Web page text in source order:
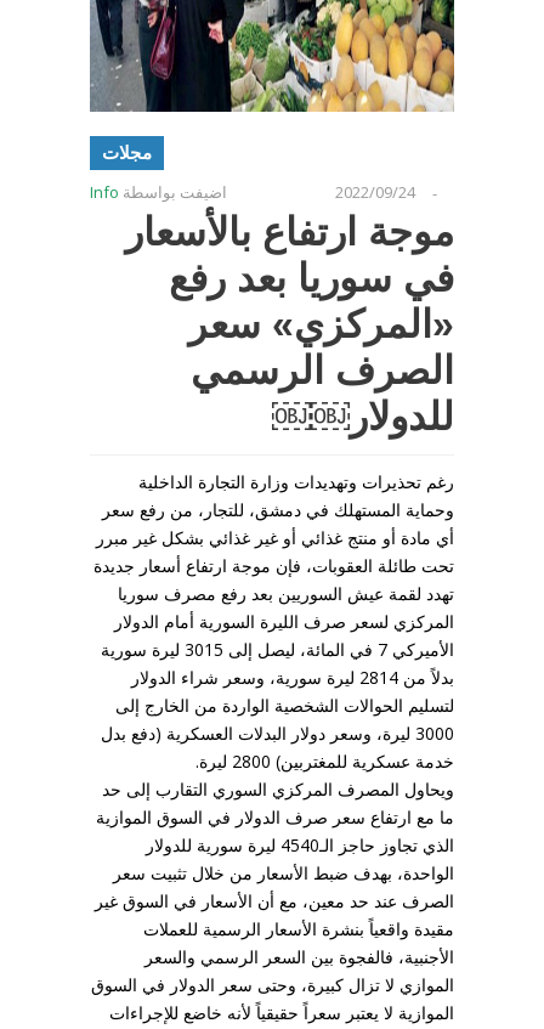
مجلات
اضيفت بواسطة Info -
2022/09/24
موجة ارتفاع بالأسعار
في سوريا بعد رفع
«المركزي» سعر
الصرف الرسمي
للدولار￼￼
رغم تحذيرات وتهديدات وزارة التجارة الداخلية
وحماية المستهلك في دمشق، للتجار، من رفع سعر
أي مادة أو منتج غذائي أو غير غذائي بشكل غير مبرر
تحت طائلة العقوبات، فإن موجة ارتفاع أسعار جديدة
تهدد لقمة عيش السوريين بعد رفع مصرف سوريا
المركزي لسعر صرف الليرة السورية أمام الدولار
الأميركي 7 في المائة، ليصل إلى 3015 ليرة سورية
بدلاً من 2814 ليرة سورية، وسعر شراء الدولار
لتسليم الحوالات الشخصية الواردة من الخارج إلى
3000 ليرة، وسعر دولار البدلات العسكرية (دفع بدل
خدمة عسكرية للمغتربين) 2800 ليرة.
ويحاول المصرف المركزي السوري التقارب إلى حد
ما مع ارتفاع سعر صرف الدولار في السوق الموازية
الذي تجاوز حاجز الـ4540 ليرة سورية للدولار
الواحدة، بهدف ضبط الأسعار من خلال تثبيت سعر
الصرف عند حد معين، مع أن الأسعار في السوق غير
مقيدة واقعياً بنشرة الأسعار الرسمية للعملات
الأجنبية، فالفجوة بين السعر الرسمي والسعر
الموازي لا تزال كبيرة، وحتى سعر الدولار في السوق
الموازية لا يعتبر سعراً حقيقياً لأنه خاضع للإجراءات